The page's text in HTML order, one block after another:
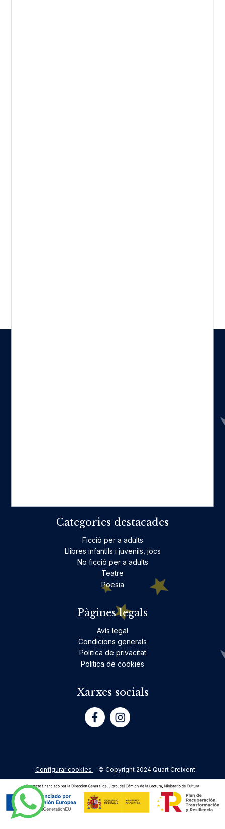
Categories destacades
Ficció per a adults
Llibres infantils i juvenils, jocs
No ficció per a adults
Teatre
Poesia
Pàgines legals
Avís legal
Condicions generals
Politica de privacitat
Politica de cookies
Xarxes socials
Configurar cookies © Copyright 2024 Quart Creixent